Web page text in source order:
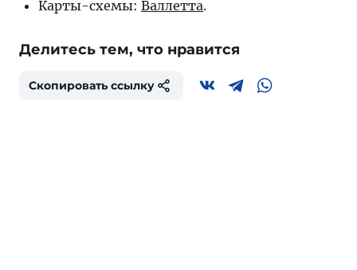
Карты-схемы: Валлетта.
Делитесь тем, что нравится
Скопировать ссылку